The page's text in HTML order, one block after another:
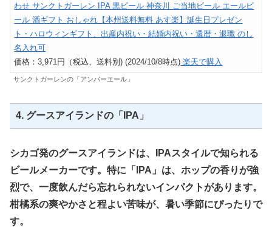
わせ サンクトガーレン IPA 黒ビール 神奈川 ご当地ビール エールビ
ール 酒ギフト おしゃれ【本州送料無料 あす楽】誕生日プレゼン
ト・ハロウィンギフト、出産内祝い・結婚内祝い・還暦・退職 のし
名入れ可
価格：3,971円（税込、送料別) (2024/10/8時点) 楽天で購入
サンクトガーレンの「アンバーエール」
4. グースアイランドの「IPA」
シカゴ発のグースアイランドは、IPAスタイルで知られる
ビールメーカーです。特に「IPA」は、ホップの香りが強
烈で、一度飲んだら忘れられないインパクトがあります。
柑橘系の爽やかさと程よい苦味が、暑い季節にぴったりで
す。